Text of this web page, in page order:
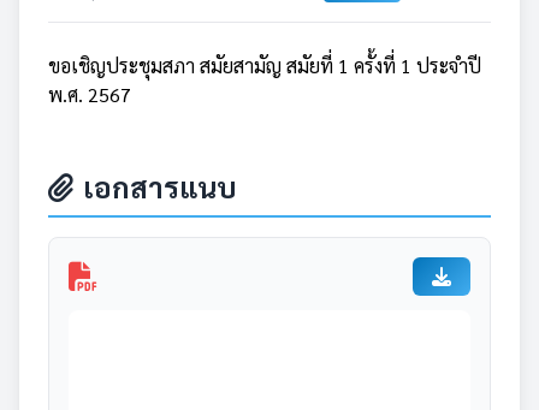
ขอเชิญประชุมสภา สมัยสามัญ สมัยที่ 1 ครั้งที่ 1 ประจำปี
พ.ศ. 2567
เอกสารแนบ